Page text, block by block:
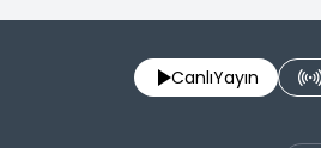
CanlıYayın